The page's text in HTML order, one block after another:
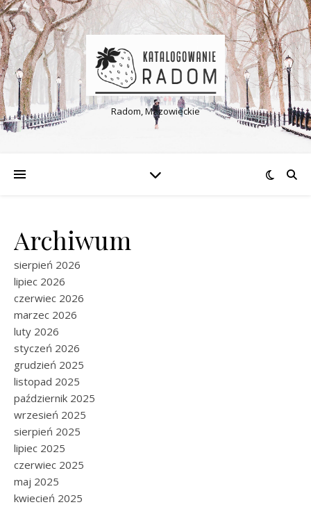
Radom, Mazowieckie
Archiwum
sierpień 2026
lipiec 2026
czerwiec 2026
marzec 2026
luty 2026
styczeń 2026
grudzień 2025
listopad 2025
październik 2025
wrzesień 2025
sierpień 2025
lipiec 2025
czerwiec 2025
maj 2025
kwiecień 2025